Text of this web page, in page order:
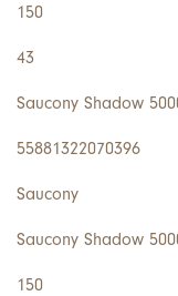
150
43
Saucony Shadow
55881322070396
Saucony
Saucony Shadow
150